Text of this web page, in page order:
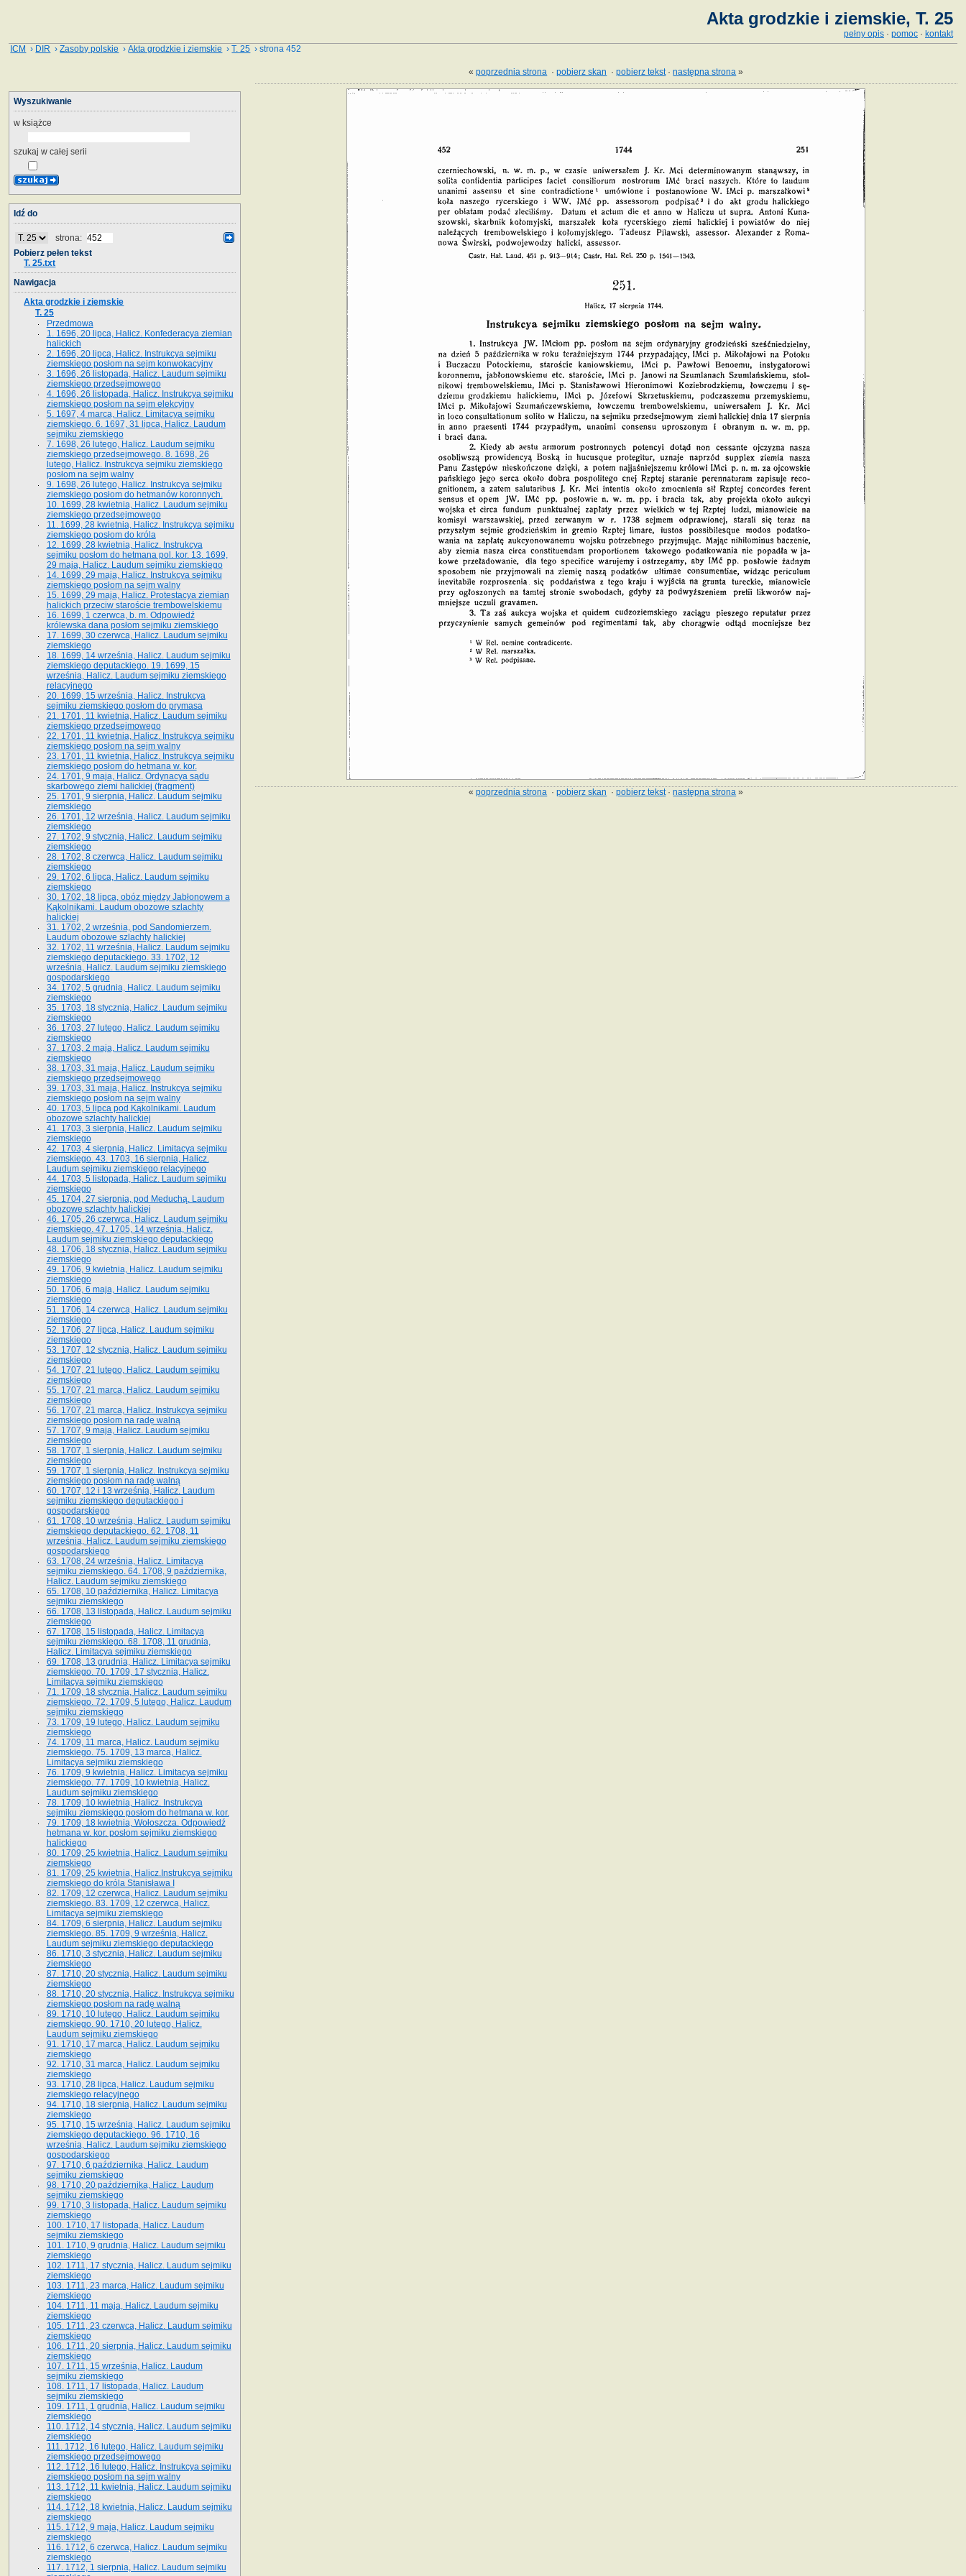
Akta grodzkie i ziemskie, T. 25
pełny opis · pomoc · kontakt
ICM › DIR ›Zasoby polskie ›Akta grodzkie i ziemskie ›T. 25 › strona 452
«poprzednia strona ·pobierz skan ·pobierz tekst·następna strona »
«poprzednia strona ·pobierz skan ·pobierz tekst·następna strona »
Wyszukiwanie
w książce
szukaj w całej serii
Idź do
strona:
Pobierz pełen tekst
T. 25.txt
Nawigacja
Akta grodzkie i ziemskie
T. 25
Przedmowa
1. 1696, 20 lipca, Halicz. Konfederacya ziemian
halickich
2. 1696, 20 lipca, Halicz. Instrukcya sejmiku
ziemskiego posłom na sejm konwokacyjny
3. 1696, 26 listopada, Halicz. Laudum sejmiku
ziemskiego przedsejmowego
4. 1696, 26 listopada, Halicz. Instrukcya sejmiku
ziemskiego posłom na sejm elekcyjny
5. 1697, 4 marca, Halicz. Limitacya sejmiku
ziemskiego. 6. 1697, 31 lipca, Halicz. Laudum
sejmiku ziemskiego
7. 1698, 26 lutego, Halicz. Laudum sejmiku
ziemskiego przedsejmowego. 8. 1698, 26
lutego, Halicz. Instrukcya sejmiku ziemskiego
posłom na sejm walny
9. 1698, 26 lutego, Halicz. Instrukcya sejmiku
ziemskiego posłom do hetmanów koronnych.
10. 1699, 28 kwietnia, Halicz. Laudum sejmiku
ziemskiego przedsejmowego
11. 1699, 28 kwietnia, Halicz. Instrukcya sejmiku
ziemskiego posłom do króla
12. 1699, 28 kwietnia, Halicz. Instrukcya
sejmiku posłom do hetmana pol. kor. 13. 1699,
29 maja, Halicz. Laudum sejmiku ziemskiego
14. 1699, 29 maja, Halicz. Instrukcya sejmiku
ziemskiego posłom na sejm walny
15. 1699, 29 maja, Halicz. Protestacya ziemian
halickich przeciw staroście trembowelskiemu
16. 1699, 1 czerwca, b. m. Odpowiedź
królewska dana posłom sejmiku ziemskiego
17. 1699, 30 czerwca, Halicz. Laudum sejmiku
ziemskiego
18. 1699, 14 września, Halicz. Laudum sejmiku
ziemskiego deputackiego. 19. 1699, 15
września, Halicz. Laudum sejmiku ziemskiego
relacyjnego
20. 1699, 15 września, Halicz. Instrukcya
sejmiku ziemskiego posłom do prymasa
21. 1701, 11 kwietnia, Halicz. Laudum sejmiku
ziemskiego przedsejmowego
22. 1701, 11 kwietnia, Halicz. Instrukcya sejmiku
ziemskiego posłom na sejm walny
23. 1701, 11 kwietnia, Halicz. Instrukcya sejmiku
ziemskiego posłom do hetmana w. kor.
24. 1701, 9 maja, Halicz. Ordynacya sądu
skarbowego ziemi halickiej (fragment)
25. 1701, 9 sierpnia, Halicz. Laudum sejmiku
ziemskiego
26. 1701, 12 września, Halicz. Laudum sejmiku
ziemskiego
27. 1702, 9 stycznia, Halicz. Laudum sejmiku
ziemskiego
28. 1702, 8 czerwca, Halicz. Laudum sejmiku
ziemskiego
29. 1702, 6 lipca, Halicz. Laudum sejmiku
ziemskiego
30. 1702, 18 lipca, obóz między Jabłonowem a
Kąkolnikami. Laudum obozowe szlachty
halickiej
31. 1702, 2 września, pod Sandomierzem.
Laudum obozowe szlachty halickiej
32. 1702, 11 września, Halicz. Laudum sejmiku
ziemskiego deputackiego. 33. 1702, 12
września, Halicz. Laudum sejmiku ziemskiego
gospodarskiego
34. 1702, 5 grudnia, Halicz. Laudum sejmiku
ziemskiego
35. 1703, 18 stycznia, Halicz. Laudum sejmiku
ziemskiego
36. 1703, 27 lutego, Halicz. Laudum sejmiku
ziemskiego
37. 1703, 2 maja, Halicz. Laudum sejmiku
ziemskiego
38. 1703, 31 maja, Halicz. Laudum sejmiku
ziemskiego przedsejmowego
39. 1703, 31 maja, Halicz. Instrukcya sejmiku
ziemskiego posłom na sejm walny
40. 1703, 5 lipca pod Kąkolnikami. Laudum
obozowe szlachty halickiej
41­. 1703, 3 sierpnia, Halicz. Laudum sejmiku
ziemskiego
42. 1703, 4 sierpnia, Halicz. Limitacya sejmiku
ziemskiego. 43. 1703, 16 sierpnia, Halicz.
Laudum sejmiku ziemskiego relacyjnego
44. 1703, 5 listopada, Halicz. Laudum sejmiku
ziemskiego
45. 1704, 27 sierpnia, pod Meduchą. Laudum
obozowe szlachty halickiej
46. 1705, 26 czerwca, Halicz. Laudum sejmiku
ziemskiego. 47. 1705, 14 września, Halicz.
Laudum sejmiku ziemskiego deputackiego
48. 1706, 18 stycznia, Halicz. Laudum sejmiku
ziemskiego
49. 1706, 9 kwietnia, Halicz. Laudum sejmiku
ziemskiego
50. 1706, 6 maja, Halicz. Laudum sejmiku
ziemskiego
51. 1706, 14 czerwca, Halicz. Laudum sejmiku
ziemskiego
52. 1706, 27 lipca, Halicz. Laudum sejmiku
ziemskiego
53. 1707, 12 stycznia, Halicz. Laudum sejmiku
ziemskiego
54. 1707, 21 lutego, Halicz. Laudum sejmiku
ziemskiego
55. 1707, 21 marca, Halicz. Laudum sejmiku
ziemskiego
56. 1707, 21 marca, Halicz. Instrukcya sejmiku
ziemskiego posłom na radę walną
57. 1707, 9 maja, Halicz. Laudum sejmiku
ziemskiego
58. 1707, 1 sierpnia, Halicz. Laudum sejmiku
ziemskiego
59. 1707, 1 sierpnia, Halicz. Instrukcya sejmiku
ziemskiego posłom na radę walną
60. 1707, 12 i 13 września, Halicz. Laudum
sejmiku ziemskiego deputackiego i
gospodarskiego
61. 1708, 10 września, Halicz. Laudum sejmiku
ziemskiego deputackiego. 62. 1708, 11
września, Halicz. Laudum sejmiku ziemskiego
gospodarskiego
63. 1708, 24 września, Halicz. Limitacya
sejmiku ziemskiego. 64. 1708, 9 października,
Halicz. Laudum sejmiku ziemskiego
65­. 1708, 10 października, Halicz. Limitacya
sejmiku ziemskiego
66. 1708, 13 listopada, Halicz. Laudum sejmiku
ziemskiego
67. 1708, 15 listopada, Halicz. Limitacya
sejmiku ziemskiego. 68. 1708, 11 grudnia,
Halicz. Limitacya sejmiku ziemskiego
69. 1708, 13 grudnia, Halicz. Limitacya sejmiku
ziemskiego. 70. 1709, 17 stycznia, Halicz.
Limitacya sejmiku ziemskiego
71. 1709, 18 stycznia, Halicz. Laudum sejmiku
ziemskiego. 72. 1709, 5 lutego, Halicz. Laudum
sejmiku ziemskiego
73. 1709, 19 lutego, Halicz. Laudum sejmiku
ziemskiego
74. 1709, 11 marca, Halicz. Laudum sejmiku
ziemskiego. 75. 1709, 13 marca, Halicz.
Limitacya sejmiku ziemskiego
76. 1709, 9 kwietnia, Halicz. Limitacya sejmiku
ziemskiego. 77. 1709, 10 kwietnia, Halicz.
Laudum sejmiku ziemskiego
78. 1709, 10 kwietnia, Halicz. Instrukcya
sejmiku ziemskiego posłom do hetmana w. kor.
79. 1709, 18 kwietnia, Wołoszcza. Odpowiedź
hetmana w. kor. posłom sejmiku ziemskiego
halickiego
80. 1709, 25 kwietnia, Halicz. Laudum sejmiku
ziemskiego
81. 1709, 25 kwietnia, Halicz.Instrukcya sejmiku
ziemskiego do króla Stanisława I
82. 1709, 12 czerwca, Halicz. Laudum sejmiku
ziemskiego. 83. 1709, 12 czerwca, Halicz.
Limitacya sejmiku ziemskiego
84. 1709, 6 sierpnia, Halicz. Laudum sejmiku
ziemskiego. 85. 1709, 9 września, Halicz.
Laudum sejmiku ziemskiego deputackiego
86. 1710, 3 stycznia, Halicz. Laudum sejmiku
ziemskiego
87. 1710, 20 stycznia, Halicz. Laudum sejmiku
ziemskiego
88. 1710, 20 stycznia, Halicz. Instrukcya sejmiku
ziemskiego posłom na radę walną
89. 1710, 10 lutego, Halicz. Laudum sejmiku
ziemskiego. 90. 1710, 20 lutego, Halicz.
Laudum sejmiku ziemskiego
91. 1710, 17 marca, Halicz. Laudum sejmiku
ziemskiego
92. 1710, 31 marca, Halicz. Laudum sejmiku
ziemskiego
93. 1710, 28 lipca, Halicz. Laudum sejmiku
ziemskiego relacyjnego
94. 1710, 18 sierpnia, Halicz. Laudum sejmiku
ziemskiego
95. 1710, 15 września, Halicz. Laudum sejmiku
ziemskiego deputackiego. 96. 1710, 16
września, Halicz. Laudum sejmiku ziemskiego
gospodarskiego
97. 1710, 6 października, Halicz. Laudum
sejmiku ziemskiego
98. 1710, 20 października, Halicz. Laudum
sejmiku ziemskiego
99. 1710, 3 listopada, Halicz. Laudum sejmiku
ziemskiego
100. 1710, 17 listopada, Halicz. Laudum
sejmiku ziemskiego
101. 1710, 9 grudnia, Halicz. Laudum sejmiku
ziemskiego
102. 1711, 17 stycznia, Halicz. Laudum sejmiku
ziemskiego
103. 1711, 23 marca, Halicz. Laudum sejmiku
ziemskiego
104. 1711, 11 maja, Halicz. Laudum sejmiku
ziemskiego
105. 1711, 23 czerwca, Halicz. Laudum sejmiku
ziemskiego
106. 1711, 20 sierpnia, Halicz. Laudum sejmiku
ziemskiego
107. 1711, 15 września, Halicz. Laudum
sejmiku ziemskiego
108. 1711, 17 listopada, Halicz. Laudum
sejmiku ziemskiego
109. 1711, 1 grudnia, Halicz. Laudum sejmiku
ziemskiego
110. 1712, 14 stycznia, Halicz. Laudum sejmiku
ziemskiego
111. 1712, 16 lutego, Halicz. Laudum sejmiku
ziemskiego przedsejmowego
112. 1712, 16 lutego, Halicz. Instrukcya sejmiku
ziemskiego posłom na sejm walny
113. 1712, 11 kwietnia, Halicz. Laudum sejmiku
ziemskiego
114. 1712, 18 kwietnia, Halicz. Laudum sejmiku
ziemskiego
115. 1712, 9 maja, Halicz. Laudum sejmiku
ziemskiego
116. 1712, 6 czerwca, Halicz. Laudum sejmiku
ziemskiego
117. 1712, 1 sierpnia, Halicz. Laudum sejmiku